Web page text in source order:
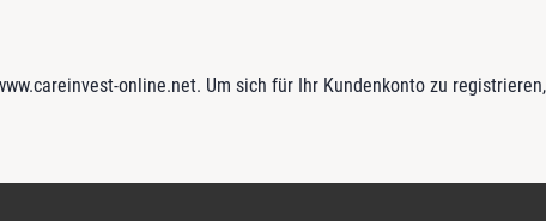
online.net. Um sich für Ihr Kundenkonto zu